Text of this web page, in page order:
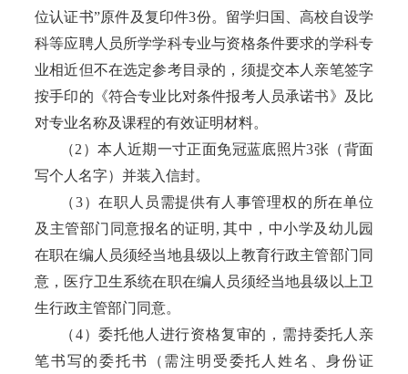
位认证书”原件及复印件3份。留学归国、高校自设学
科等应聘人员所学学科专业与资格条件要求的学科专
业相近但不在选定参考目录的，须提交本人亲笔签字
按手印的《符合专业比对条件报考人员承诺书》及比
对专业名称及课程的有效证明材料。
（2）本人近期一寸正面免冠蓝底照片3张（背面
写个人名字）并装入信封。
（3）在职人员需提供有人事管理权的所在单位
及主管部门同意报名的证明, 其中，中小学及幼儿园
在职在编人员须经当地县级以上教育行政主管部门同
意，医疗卫生系统在职在编人员须经当地县级以上卫
生行政主管部门同意。
（4）委托他人进行资格复审的，需持委托人亲
笔书写的委托书（需注明受委托人姓名、身份证